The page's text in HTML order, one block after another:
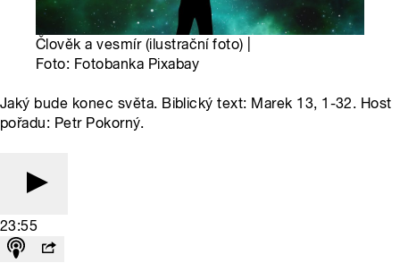
Člověk a vesmír (ilustrační foto) |
Foto: Fotobanka Pixabay
Jaký bude konec světa. Biblický text: Marek 13, 1-32. Host
pořadu: Petr Pokorný.
23:55